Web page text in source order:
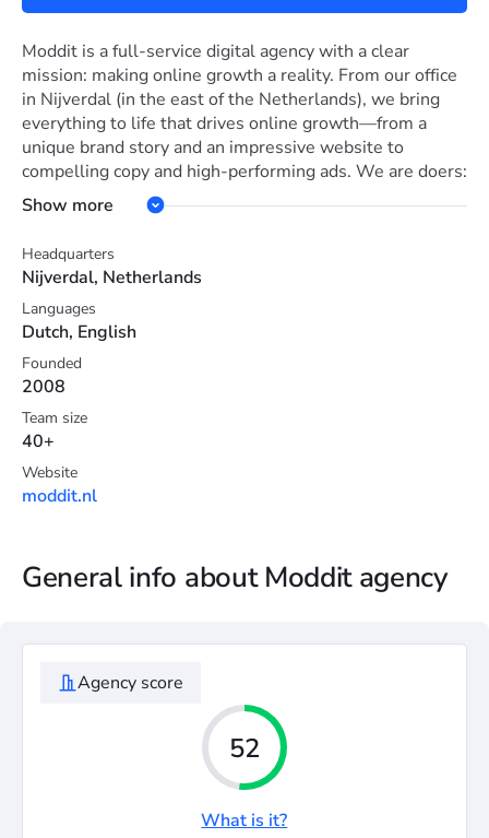
Moddit is a full-service digital agency with a clear
mission: making online growth a reality. From our office
in Nijverdal (in the east of the Netherlands), we bring
everything to life that drives online growth—from a
unique brand story and an impressive website to
compelling copy and high-performing ads. We are doers:
we deliver what we promise, always working closely
with you.
Our services include: performance marketing, brand
marketing, development, strategy, SEO, SEA, social
advertising, content marketing, visual design, CRO,
email marketing, WordPress, Shopify, WooCommerce,
and headless e-commerce.
Show more
Headquarters
Nijverdal, Netherlands
Languages
Dutch, English
Founded
2008
Team size
40+
Website
moddit.nl
General info about Moddit agency
Agency score
52
What is it?